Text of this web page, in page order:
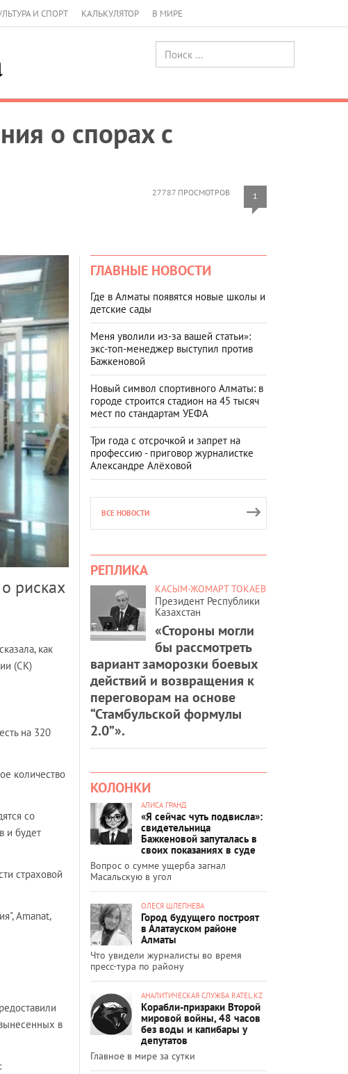
И СПОРТ КАЛЬКУЛЯТОР В МИРЕ
о спорах с
27787 ПРОСМОТРОВ 1
рисках
как
(СК)
на 320
количество
со
и будет
страховой
Amanat,
в
ГЛАВНЫЕ НОВОСТИ
Где в Алматы появятся новые школы и
детские сады
Меня уволили из-за вашей статьи»:
экс-топ-менеджер выступил против
Бажкеновой
Новый символ спортивного Алматы: в
городе строится стадион на 45 тысяч
мест по стандартам УЕФА
Три года с отсрочкой и запрет на
профессию - приговор журналистке
Александре Алёховой
ВСЕ НОВОСТИ
РЕПЛИКА
КАСЫМ-ЖОМАРТ ТОКАЕВ
Президент Республики
Казахстан
«Стороны могли
бы рассмотреть
вариант заморозки боевых
действий и возвращения к
переговорам на основе
“Стамбульской формулы
2.0”».
КОЛОНКИ
АЛИСА ГРАНД
«Я сейчас чуть подвисла»:
свидетельница
Бажкеновой запуталась в
своих показаниях в суде
Вопрос о сумме ущерба загнал
Масальскую в угол
ОЛЕСЯ ШЛЕПНЕВА
Город будущего построят
в Алатауском районе
Алматы
Что увидели журналисты во время
пресс-тура по району
АНАЛИТИЧЕСКАЯ СЛУЖБА RATEL.KZ
Корабли-призраки Второй
мировой войны, 48 часов
без воды и капибары у
депутатов
Главное в мире за сутки